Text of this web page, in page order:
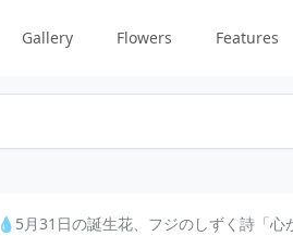
Gallery Flowers Features
💧5月31日の誕生花、フジのしずく詩「